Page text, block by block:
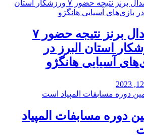
۲ مدال برنز نتیجه حضور ۷
استان البرز در
آسیایی هانگژو
دوره مسابفات المپیاد